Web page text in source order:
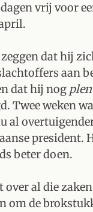
vrij voor
dat hij
aan
dat hij nog
Twee weken
al
president.
beter doen.
over al die
om de